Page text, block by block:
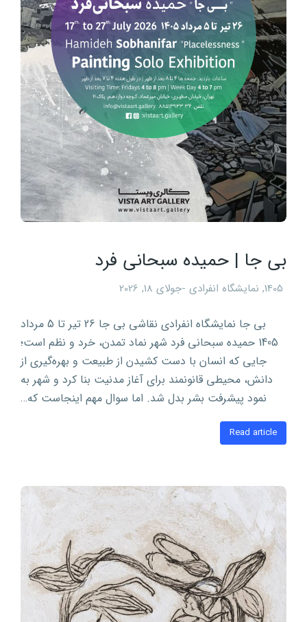
بی جا | حمیده سبحانی فرد
1405
, نمایشگاه انفرادی جولای 18, 2026
بی جا نمایشگاه انفرادی نقاشی بی جا 26 تیر تا 5 مرداد
1405 حمیده سبحانی فرد شهر نماد تمدن، خرد و نظم است؛
جایی که انسان با دست کشیدن از طبیعت و بهره‌گیری از
دانش، محیطی قانونمند برای آغاز مدنیت بنا کرد و شهر به
نمود پیشرفت بشر بدل شد. اما سوال مهم اینجاست که…
Read article